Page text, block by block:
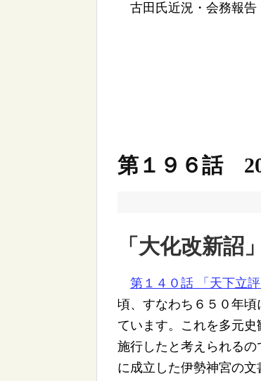
古田氏近況・会務報告
第１９６話
「大化改新詔
第１４０話 「天下立評
頃、すなわち６５０年
ています。これを多元
施行したと考えられるの
に成立した伊勢神宮の